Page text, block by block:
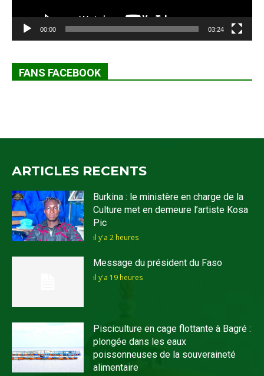
00:00 03:24
FANS FACEBOOK
ARTICLES RECENTS
Burkina : le ministère en charge de la
Culture met en demeure l’artiste Kosa
Pic
il y'a 2 heures
Message du président du Faso
il y'a 19 heures
Pisciculture en cage flottante à Bagré :
plongée dans les eaux
poissonneuses de la souveraineté
alimentaire